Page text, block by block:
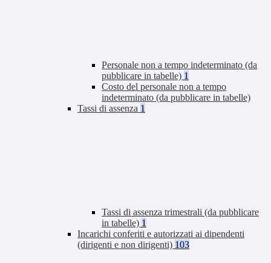
Personale non a tempo indeterminato (da
pubblicare in tabelle) 1
Costo del personale non a tempo
indeterminato (da pubblicare in tabelle)
Tassi di assenza 1
Tassi di assenza trimestrali (da pubblicare
in tabelle) 1
Incarichi conferiti e autorizzati ai dipendenti
(dirigenti e non dirigenti) 103